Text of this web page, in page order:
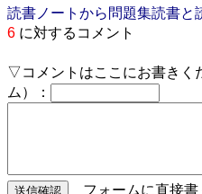
読書ノートから問題集読書と
6 に対するコメント
▽コメントはここにお書き
ム）：
フォームに直接書